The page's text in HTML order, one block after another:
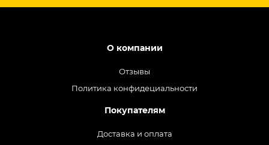
О компании
Отзывы
Политика конфидециальности
Покупателям
Доставка и оплата